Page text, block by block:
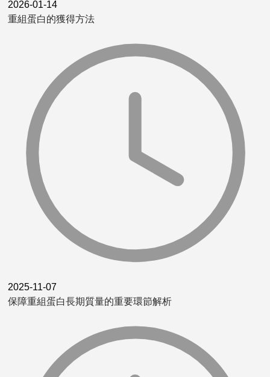
2026-01-14
重組蛋白的獲得方法
2025-11-07
保障重組蛋白長期質量的重要環節解析